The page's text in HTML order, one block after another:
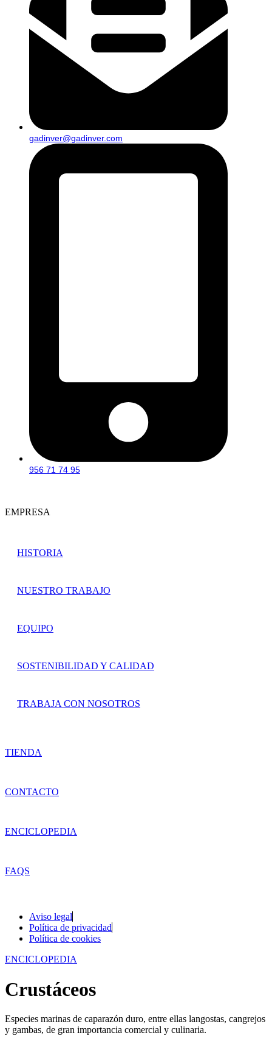
gadinver@gadinver.com
956 71 74 95
EMPRESA
HISTORIA
NUESTRO TRABAJO
EQUIPO
SOSTENIBILIDAD Y CALIDAD
TRABAJA CON NOSOTROS
TIENDA
CONTACTO
ENCICLOPEDIA
FAQS
Aviso legal
Política de privacidad
Política de cookies
ENCICLOPEDIA
Crustáceos
Especies marinas de caparazón duro, entre ellas langostas, cangrejos
y gambas, de gran importancia comercial y culinaria.